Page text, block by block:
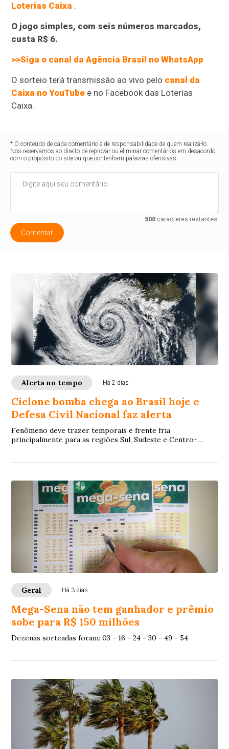
Loterias Caixa .
O jogo simples, com seis números marcados,
custa R$ 6.
>>Siga o canal da Agência Brasil no WhatsApp
O sorteio terá transmissão ao vivo pelo canal da
Caixa no YouTube e no Facebook das Loterias
Caixa.
* O conteúdo de cada comentário é de responsabilidade de quem realizá-lo.
Nos reservamos ao direito de reprovar ou eliminar comentários em desacordo
com o propósito do site ou que contenham palavras ofensivas.
500caracteres restantes.
Comentar
Alerta no tempo Há 2 dias
Ciclone bomba chega ao Brasil hoje e
Defesa Civil Nacional faz alerta
Fenômeno deve trazer temporais e frente fria
principalmente para as regiões Sul, Sudeste e Centro-
Geral Há 3 dias
Mega-Sena não tem ganhador e prêmio
sobe para R$ 150 milhões
Dezenas sorteadas foram: 03 - 16 - 24 - 30 - 49 - 54